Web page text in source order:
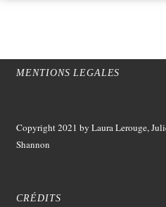
MENTIONS LEGALES
Copyright 2021 by Laura Lerouge,
Shannon
CRÉDITS